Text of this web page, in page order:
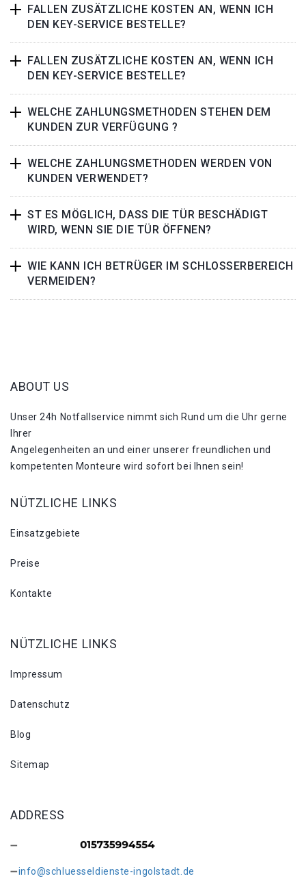
FALLEN ZUSÄTZLICHE KOSTEN AN, WENN ICH
DEN KEY-SERVICE BESTELLE?
FALLEN ZUSÄTZLICHE KOSTEN AN, WENN ICH
DEN KEY-SERVICE BESTELLE?
WELCHE ZAHLUNGSMETHODEN STEHEN DEM
KUNDEN ZUR VERFÜGUNG ?
WELCHE ZAHLUNGSMETHODEN WERDEN VON
KUNDEN VERWENDET?
ST ES MÖGLICH, DASS DIE TÜR BESCHÄDIGT
WIRD, WENN SIE DIE TÜR ÖFFNEN?
WIE KANN ICH BETRÜGER IM SCHLOSSERBEREICH
VERMEIDEN?
ABOUT US
Unser 24h Notfallservice nimmt sich Rund um die Uhr gerne
Ihrer
Angelegenheiten an und einer unserer freundlichen und
kompetenten Monteure wird sofort bei Ihnen sein!
NÜTZLICHE LINKS
Einsatzgebiete
Preise
Kontakte
NÜTZLICHE LINKS
Impressum
Datenschutz
Blog
Sitemap
ADDRESS
info@schluesseldienste-ingolstadt.de